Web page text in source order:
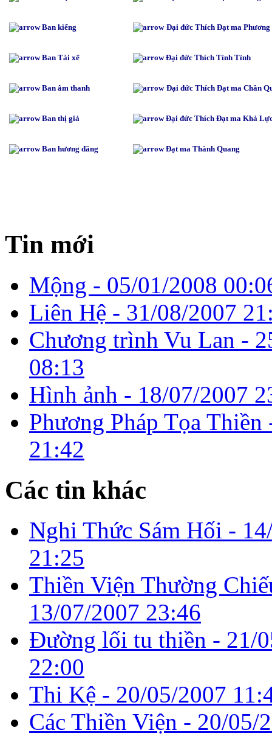
Ban kiểng Đại đức Thích Đạt ma Phương
Ban Tài xế Đại đức Thích Tỉnh Tỉnh
Ban âm thanh Đại đức Thích Đạt ma Chân
Ban thị giả Đại đức Thích Đạt ma Khả
Ban hương đăng Đạt ma Thành Quang
Tin mới
Mộng - 05/01/2008
Liên Hệ - 31/08/2007
Chương trình Vu Lan -
08:13
Hình ảnh - 18/07/2007
Phương Pháp Tọa
21:42
Các tin khác
Nghi Thức Sám Hối -
21:25
Thiền Viện Thường
13/07/2007 23:46
Đường lối tu thiền - 21/
22:00
Thi Kệ - 20/05/2007
Các Thiền Viện - 20/05/